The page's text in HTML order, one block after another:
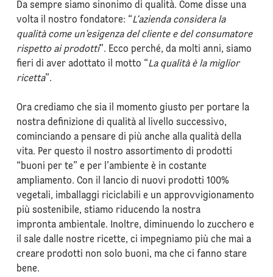
Da sempre siamo sinonimo di qualità. Come disse una
volta il nostro fondatore: “L’azienda considera la
qualità come un’esigenza del cliente e del consumatore
rispetto ai prodotti”. Ecco perché, da molti anni, siamo
fieri di aver adottato il motto “La qualità è la miglior
ricetta”.
Ora crediamo che sia il momento giusto per portare la
nostra definizione di qualità al livello successivo,
cominciando a pensare di più anche alla qualità della
vita. Per questo il nostro assortimento di prodotti
“buoni per te” e per l’ambiente è in costante
ampliamento. Con il lancio di nuovi prodotti 100%
vegetali, imballaggi riciclabili e un approvvigionamento
più sostenibile, stiamo riducendo la nostra
impronta ambientale. Inoltre, diminuendo lo zucchero e
il sale dalle nostre ricette, ci impegniamo più che mai a
creare prodotti non solo buoni, ma che ci fanno stare
bene.